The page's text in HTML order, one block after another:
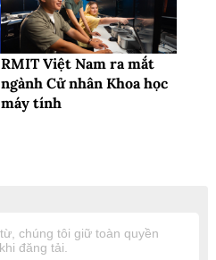
RMIT Việt Nam ra mắt
ngành Cử nhân Khoa học
máy tính